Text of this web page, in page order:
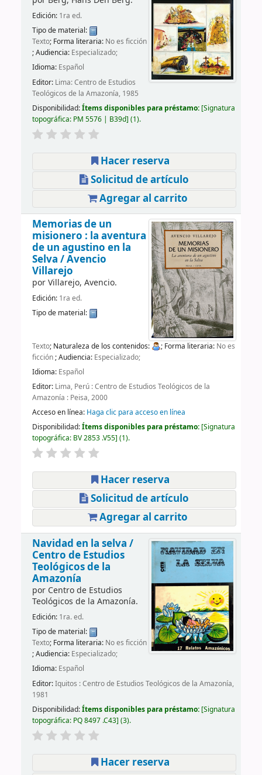
Edición: 1ra ed.
Tipo de material:
Texto; Forma literaria: No es ficción
; Audiencia: Especializado;
Idioma: Español
Editor: Lima: Centro de Estudios
Teológicos de la Amazonía, 1985
Disponibilidad:Ítems disponibles para préstamo: Signatura
topográfica: PM 5576 | B39d (1).
Hacer reserva
Solicitud de artículo
Agregar al carrito
Memorias de un
misionero : la aventura
de un agustino en la
Selva /Avencio
Villarejo
porVillarejo, Avencio.
Edición: 1ra ed.
Tipo de material:
Texto; Naturaleza de los contenidos: ; Forma literaria: No es
ficción; Audiencia: Especializado;
Idioma: Español
Editor: Lima, Perú : Centro de Estudios Teológicos de la
Amazonía : Peisa, 2000
Acceso en línea: Haga clic para acceso en línea
Disponibilidad:Ítems disponibles para préstamo: Signatura
topográfica: BV 2853 .V55 (1).
Hacer reserva
Solicitud de artículo
Agregar al carrito
Navidad en la selva /
Centro de Estudios
Teológicos de la
Amazonía
por Centro de Estudios
Teológicos de la Amazonía.
Edición: 1ra. ed.
Tipo de material:
Texto; Forma literaria: No es ficción
; Audiencia: Especializado;
Idioma: Español
Editor:Iquitos : Centro de Estudios Teológicos de la Amazonía,
1981
Disponibilidad:Ítems disponibles para préstamo: Signatura
topográfica: PQ 8497 .C43 (3).
Hacer reserva